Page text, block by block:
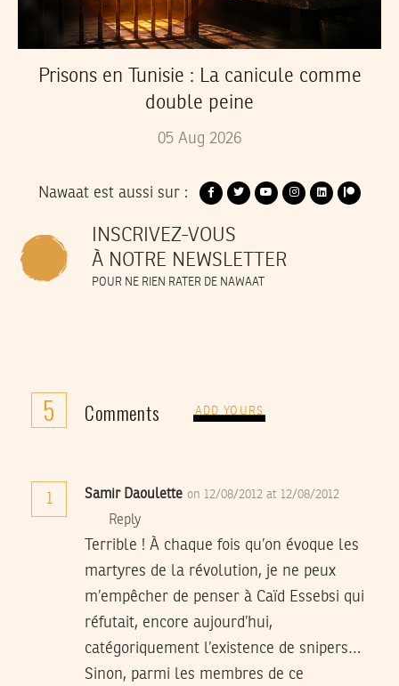
Prisons en Tunisie : La canicule comme
double peine
05 Aug 2026
Nawaat est aussi sur :
INSCRIVEZ-VOUS
À NOTRE NEWSLETTER
POUR NE RIEN RATER DE NAWAAT
5 Comments ADD YOURS
1 Samir Daoulette on 12/08/2012 at 12/08/2012
Reply
Terrible ! À chaque fois qu’on évoque les
martyres de la révolution, je ne peux
m’empêcher de penser à Caïd Essebsi qui
réfutait, encore aujourd’hui,
catégoriquement l’existence de snipers…
Sinon, parmi les membres de ce